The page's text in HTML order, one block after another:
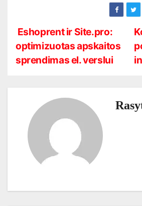
N
a
j
Eshoprent ir Site.pro:
optimizuotas apskaitos
sprendimas el. verslui